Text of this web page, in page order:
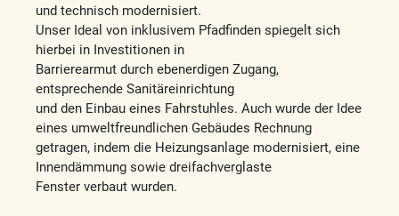
und technisch modernisiert.
Unser Ideal von inklusivem Pfadfinden spiegelt sich
hierbei in Investitionen in
Barrierearmut durch ebenerdigen Zugang,
entsprechende Sanitäreinrichtung
und den Einbau eines Fahrstuhles. Auch wurde der Idee
eines umweltfreundlichen Gebäudes Rechnung
getragen, indem die Heizungsanlage modernisiert, eine
Innendämmung sowie dreifachverglaste
Fenster verbaut wurden.